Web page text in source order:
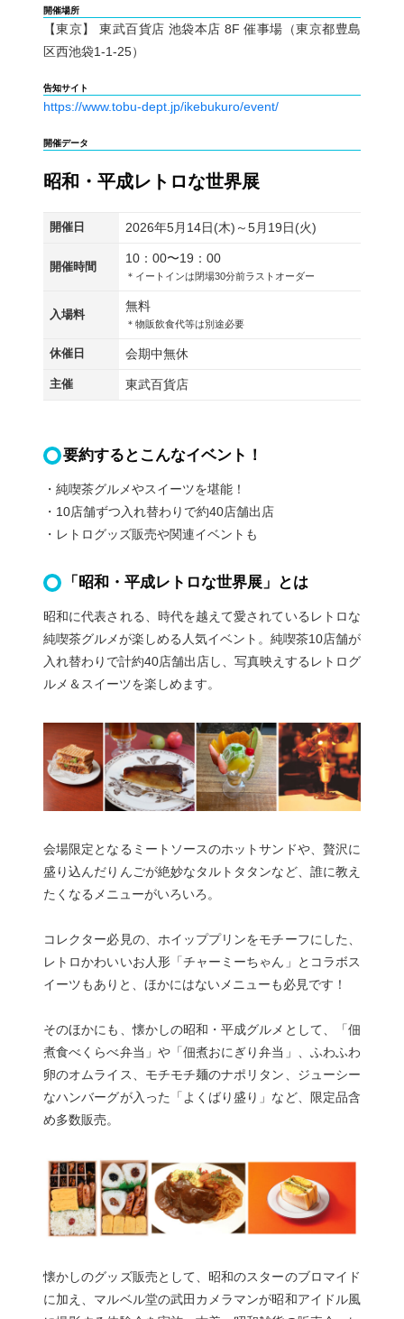
開催場所
【東京】 東武百貨店 池袋本店 8F 催事場（東京都豊島
区西池袋1-1-25）
告知サイト
https://www.tobu-dept.jp/ikebukuro/event/
開催データ
昭和・平成レトロな世界展
開催日 2026年5月14日(木)～5月19日(火)
開催時間
10：00〜19：00
＊イートインは閉場30分前ラストオーダー
入場料
無料
＊物販飲食代等は別途必要
休催日 会期中無休
主催 東武百貨店
要約するとこんなイベント！
・純喫茶グルメやスイーツを堪能！
・10店舗ずつ入れ替わりで約40店舗出店
・レトログッズ販売や関連イベントも
「昭和・平成レトロな世界展」とは
昭和に代表される、時代を越えて愛されているレトロな
純喫茶グルメが楽しめる人気イベント。純喫茶10店舗が
入れ替わりで計約40店舗出店し、写真映えするレトログ
ルメ＆スイーツを楽しめます。
会場限定となるミートソースのホットサンドや、贅沢に
盛り込んだりんごが絶妙なタルトタタンなど、誰に教え
たくなるメニューがいろいろ。
コレクター必見の、ホイッププリンをモチーフにした、
レトロかわいいお人形「チャーミーちゃん」とコラボス
イーツもありと、ほかにはないメニューも必見です！
そのほかにも、懐かしの昭和・平成グルメとして、「佃
煮食べくらべ弁当」や「佃煮おにぎり弁当」、ふわふわ
卵のオムライス、モチモチ麺のナポリタン、ジューシー
なハンバーグが入った「よくばり盛り」など、限定品含
め多数販売。
懐かしのグッズ販売として、昭和のスターのブロマイド
に加え、マルベル堂の武田カメラマンが昭和アイドル風